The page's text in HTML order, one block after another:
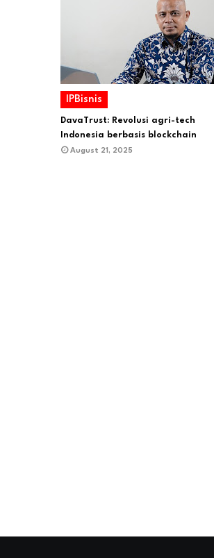
IPBisnis
DavaTrust: Revolusi agri-tech
Indonesia berbasis blockchain
August 21, 2025